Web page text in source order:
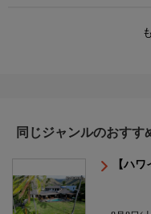
同じジャンルのおすす
【ハ